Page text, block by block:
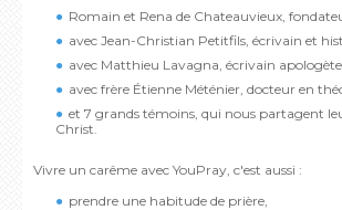
Romain et Rena de Chateauvieux,
avec Jean-Christian Petitfils, écrivain et
avec Matthieu Lavagna, écrivain
avec frère Étienne Méténier, docteur en
et 7 grands témoins, qui nous partagent
Christ.
Vivre un carême avec YouPray, c'est aussi :
prendre une habitude de prière,